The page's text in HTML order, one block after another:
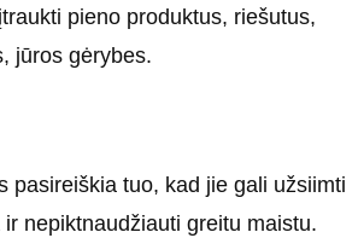
pieno produktus, riešutus,
jūros gėrybes.
pasireiškia tuo, kad jie gali užsiimti
nepiktnaudžiauti greitu maistu.